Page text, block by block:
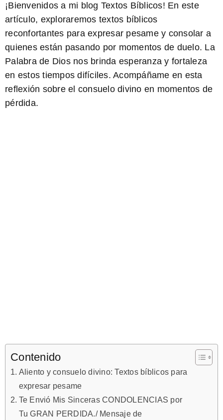
¡Bienvenidos a mi blog Textos Bíblicos! En este
artículo, exploraremos textos bíblicos
reconfortantes para expresar pesame y consolar a
quienes están pasando por momentos de duelo. La
Palabra de Dios nos brinda esperanza y fortaleza
en estos tiempos difíciles. Acompáñame en esta
reflexión sobre el consuelo divino en momentos de
pérdida.
Contenido
Aliento y consuelo divino: Textos bíblicos para
expresar pesame
Te Envió Mis Sinceras CONDOLENCIAS por
Tu GRAN PERDIDA./ Mensaje de